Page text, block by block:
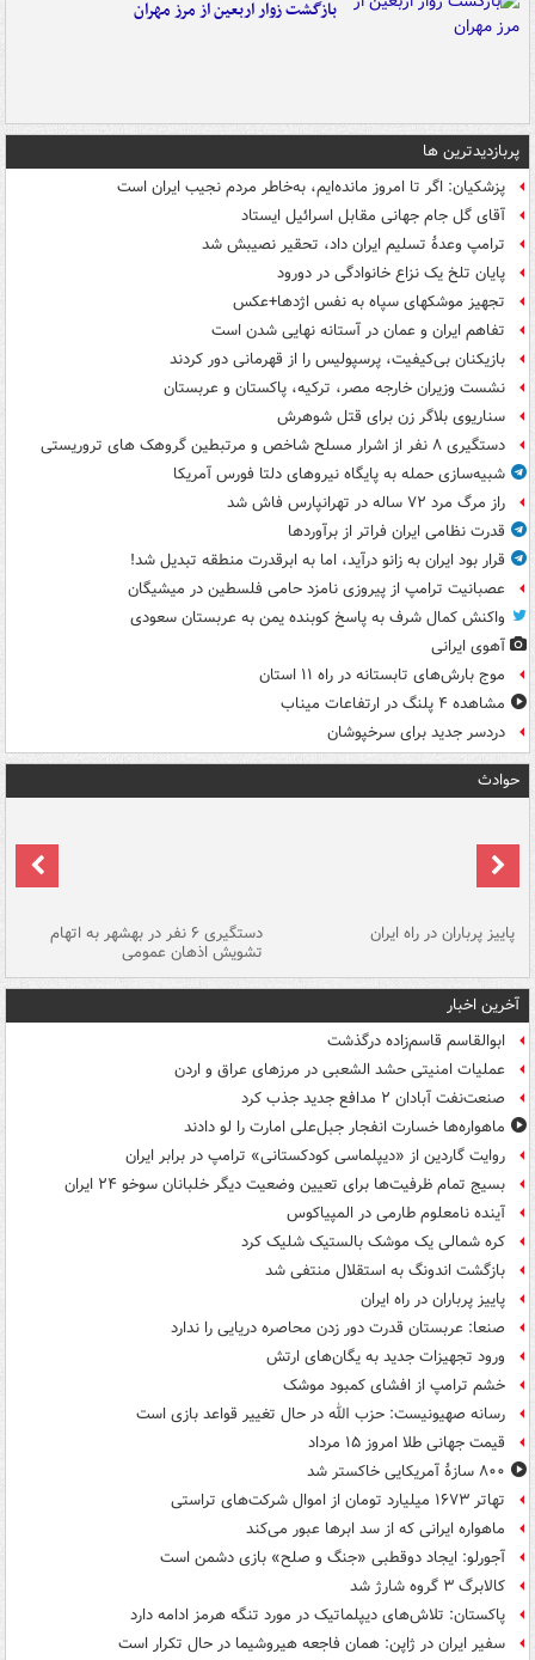
بازگشت زوار اربعین از مرز مهران
پربازدیدترین ها
پزشکیان: اگر تا امروز مانده‌ایم، به‌خاطر مردم نجیب ایران است
آقای گل جام جهانی مقابل اسرائیل ایستاد
ترامپ وعدۀ تسلیم ایران داد، تحقیر نصیبش شد
پایان تلخ یک نزاع خانوادگی در دورود
تجهیز موشکهای سپاه به نفس اژدها+عکس
تفاهم ایران و عمان در آستانه نهایی شدن است
بازیکنان بی‌کیفیت، پرسپولیس را از قهرمانی دور کردند
نشست وزیران خارجه مصر، ترکیه، پاکستان و عربستان
سناریوی بلاگر زن برای قتل شوهرش
دستگیری ۸ نفر از اشرار مسلح شاخص و مرتبطین گروهک های تروریستی
شبیه‌سازی حمله به پایگاه نیروهای دلتا فورس آمریکا
راز مرگ مرد ۷۲ ساله در تهرانپارس فاش شد
قدرت نظامی ایران فراتر از برآوردها
قرار بود ایران به زانو درآید، اما به ابرقدرت منطقه تبدیل شد!
عصبانیت ترامپ از پیروزی نامزد حامی فلسطین در میشیگان
واکنش کمال شرف به پاسخ کوبنده یمن به عربستان سعودی
آهوی ایرانی
موج بارش‌های تابستانه در راه ۱۱ استان
مشاهده ۴ پلنگ در ارتفاعات میناب
دردسر جدید برای سرخپوشان
حوادث
پاییز پرباران در راه ایران دستگیری ۶ نفر در بهشهر به اتهام
تشویش اذهان عمومی
آخرین اخبار
ابوالقاسم قاسم‌زاده درگذشت
عملیات امنیتی حشد الشعبی در مرزهای عراق و اردن
صنعت‌نفت آبادان ۲ مدافع جدید جذب کرد
ماهواره‌ها خسارت انفجار جبل‌علی امارت را لو دادند
روایت گاردین از «دیپلماسی کودکستانی» ترامپ در برابر ایران
بسیج تمام ظرفیت‌ها برای تعیین وضعیت دیگر خلبانان سوخو ۲۴ ایران
آینده نامعلوم طارمی در المپیاکوس
کره شمالی یک موشک بالستیک شلیک کرد
بازگشت اندونگ به استقلال منتفی شد
پاییز پرباران در راه ایران
صنعا: عربستان قدرت دور زدن محاصره دریایی را ندارد
ورود تجهیزات جدید به یگان‌های ارتش
خشم ترامپ از افشای کمبود موشک
رسانه صهیونیست: حزب الله در حال تغییر قواعد بازی است
قیمت جهانی طلا امروز ۱۵ مرداد
۸۰۰ سازۀ آمریکایی خاکستر شد
تهاتر ۱۶۷۳ میلیارد تومان از اموال شرکت‌های تراستی
ماهواره ایرانی که از سد ابرها عبور می‌کند
آجورلو: ایجاد دوقطبی «جنگ و صلح‌» بازی دشمن است
کالابرگ ۳ گروه شارژ شد
پاکستان: تلاش‌های دیپلماتیک در مورد تنگه هرمز ادامه دارد
سفیر ایران در ژاپن: همان فاجعه هیروشیما در حال تکرار است